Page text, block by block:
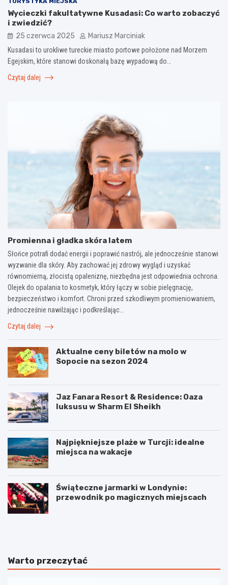
Wycieczki fakultatywne Kusadasi: Co warto zobaczyć
i zwiedzić?
25 czerwca 2025 Mariusz Marciniak
Kusadasi to urokliwe tureckie miasto portowe położone nad Morzem
Egejskim, które stanowi doskonałą bazę wypadową do…
Czytaj dalej
Promienna i gładka skóra latem
Słońce potrafi dodać energii i poprawić nastrój, ale jednocześnie stanowi
wyzwanie dla skóry. Aby zachować jej zdrowy wygląd i uzyskać
równomierną, złocistą opaleniznę, niezbędna jest odpowiednia ochrona.
Olejek do opalania to kosmetyk, który łączy w sobie pielęgnację,
bezpieczeństwo i komfort. Chroni przed szkodliwym promieniowaniem,
jednocześnie nawilżając i podkreślając…
Czytaj dalej
Aktualne ceny biletów na molo w
Sopocie na sezon 2024
Jaz Fanara Resort & Residence: Oaza
luksusu w Sharm El Sheikh
Najpiękniejsze plaże w Turcji: idealne
miejsca na wakacje
Świąteczne jarmarki w Londynie:
przewodnik po magicznych miejscach
2
e
t
J
s
ą
Warto przeczytać